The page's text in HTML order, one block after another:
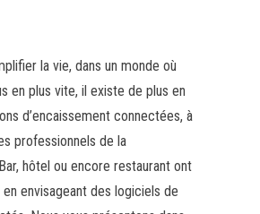
la vie, dans un monde où
en plus vite, il existe de plus en
d’encaissement connectées, à
professionnels de la
hôtel ou encore restaurant ont
envisageant des logiciels de